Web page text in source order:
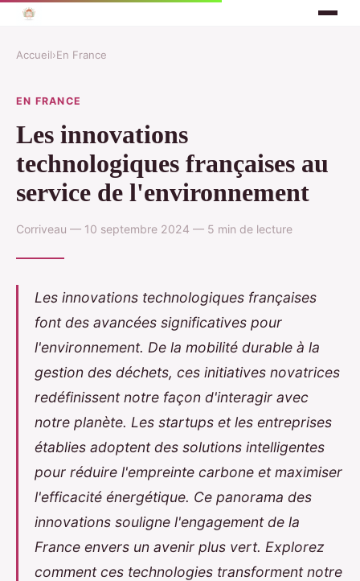
Accueil›En France
EN FRANCE
Les innovations
technologiques françaises au
service de l'environnement
Corriveau — 10 septembre 2024 — 5 min de lecture
Les innovations technologiques françaises
font des avancées significatives pour
l'environnement. De la mobilité durable à la
gestion des déchets, ces initiatives novatrices
redéfinissent notre façon d'interagir avec
notre planète. Les startups et les entreprises
établies adoptent des solutions intelligentes
pour réduire l'empreinte carbone et maximiser
l'efficacité énergétique. Ce panorama des
innovations souligne l'engagement de la
France envers un avenir plus vert. Explorez
comment ces technologies transforment notre